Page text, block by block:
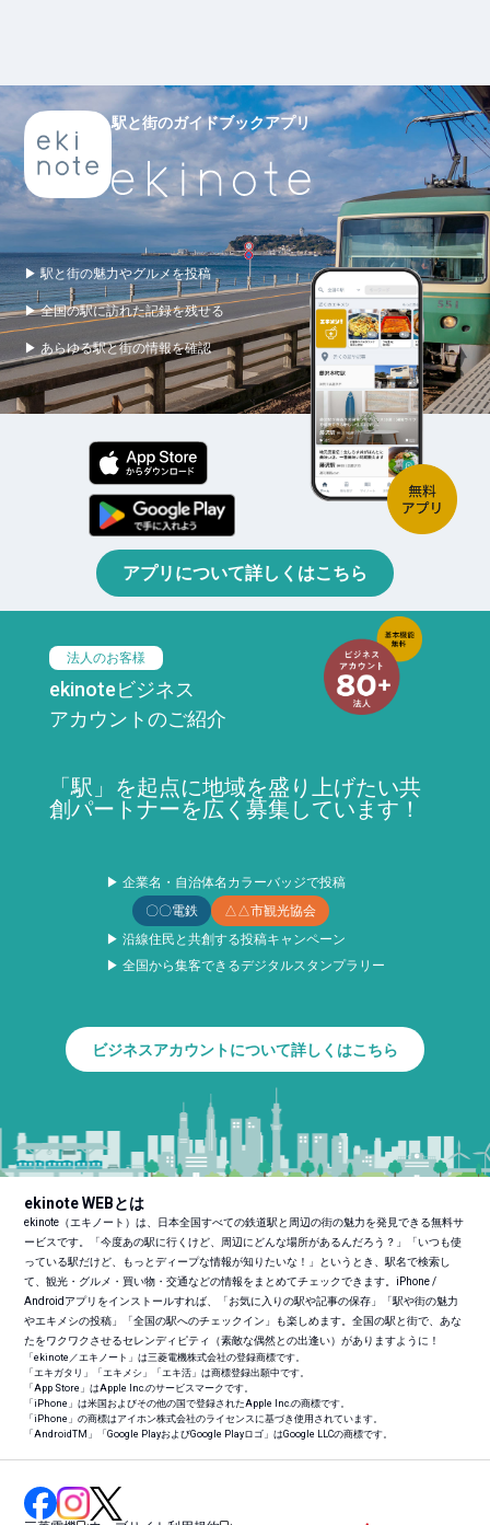
駅と街のガイドブックアプリ
▶ 駅と街の魅力やグルメを投稿
▶ 全国の駅に訪れた記録を残せる
▶ あらゆる駅と街の情報を確認
アプリについて詳しくはこちら
法人のお客様
ekinoteビジネス
アカウントのご紹介
「駅」を起点に地域を盛り上げたい共
創パートナーを広く募集しています！
▶ 企業名・自治体名カラーバッジで投稿
〇〇電鉄
△△市観光協会
▶ 沿線住民と共創する投稿キャンペーン
▶ 全国から集客できるデジタルスタンプラリー
ビジネスアカウントについて詳しくはこちら
ekinote WEBとは
ekinote（エキノート）は、日本全国すべての鉄道駅と周辺の街の魅力を発見できる無料サ
ービスです。「今度あの駅に行くけど、周辺にどんな場所があるんだろう？」「いつも使
っている駅だけど、もっとディープな情報が知りたいな！」というとき、駅名で検索し
て、観光・グルメ・買い物・交通などの情報をまとめてチェックできます。iPhone /
Androidアプリをインストールすれば、「お気に入りの駅や記事の保存」「駅や街の魅力
やエキメシの投稿」「全国の駅へのチェックイン」も楽しめます。全国の駅と街で、あな
たをワクワクさせるセレンディピティ（素敵な偶然との出逢い）がありますように！
「ekinote／エキノート」は三菱電機株式会社の登録商標です。
「エキガタリ」「エキメシ」「エキ活」は商標登録出願中です。
「App Store」はApple Inc.のサービスマークです。
「iPhone」は米国およびその他の国で登録されたApple Inc.の商標です。
「iPhone」の商標はアイホン株式会社のライセンスに基づき使用されています。
「AndroidTM 」「Google PlayおよびGoogle Playロゴ」はGoogle LLCの商標です。